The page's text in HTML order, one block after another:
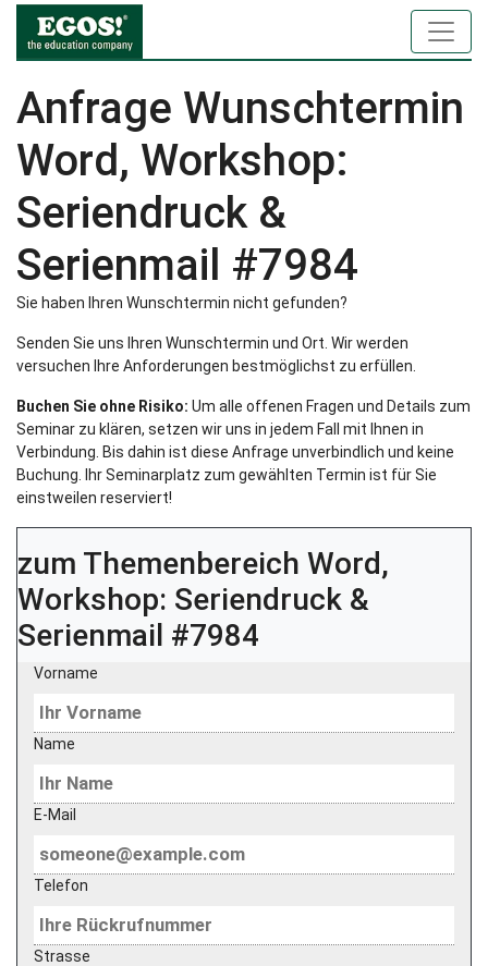
Anfrage Wunschtermin
Word, Workshop:
Seriendruck &
Serienmail #7984
Sie haben Ihren Wunschtermin nicht gefunden?
Senden Sie uns Ihren Wunschtermin und Ort. Wir werden
versuchen Ihre Anforderungen bestmöglichst zu erfüllen.
Buchen Sie ohne Risiko: Um alle offenen Fragen und Details zum
Seminar zu klären, setzen wir uns in jedem Fall mit Ihnen in
Verbindung. Bis dahin ist diese Anfrage unverbindlich und keine
Buchung. Ihr Seminarplatz zum gewählten Termin ist für Sie
einstweilen reserviert!
zum Themenbereich Word,
Workshop: Seriendruck &
Serienmail #7984
Vorname
Name
E-Mail
Telefon
Strasse